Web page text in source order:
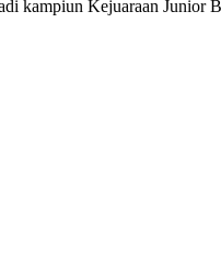
kampiun Kejuaraan Junior